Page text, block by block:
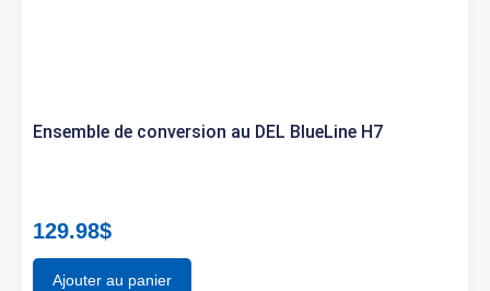
Ensemble de conversion au DEL BlueLine H7
129.98$
Ajouter au panier